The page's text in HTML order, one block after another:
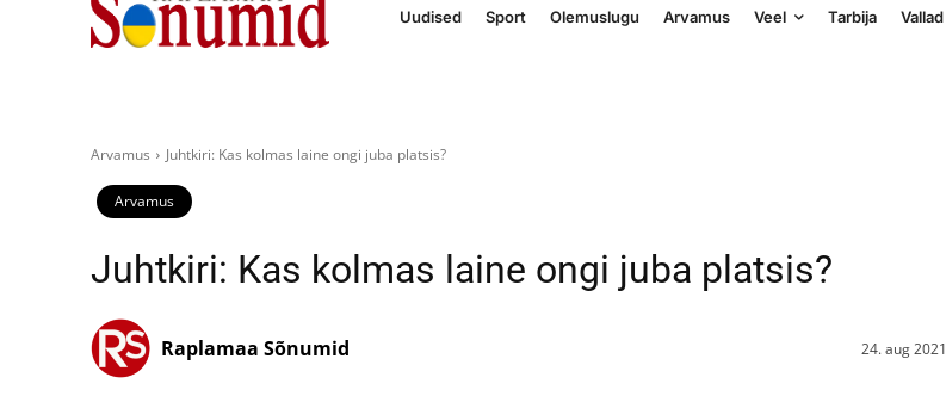
Uudised Sport Olemuslugu Arvamus Veel Tarbija Vallad
Arvamus Juhtkiri: Kas kolmas laine ongi juba platsis?
Arvamus
Juhtkiri: Kas kolmas laine ongi juba platsis?
24. aug 2021
Raplamaa Sõnumid